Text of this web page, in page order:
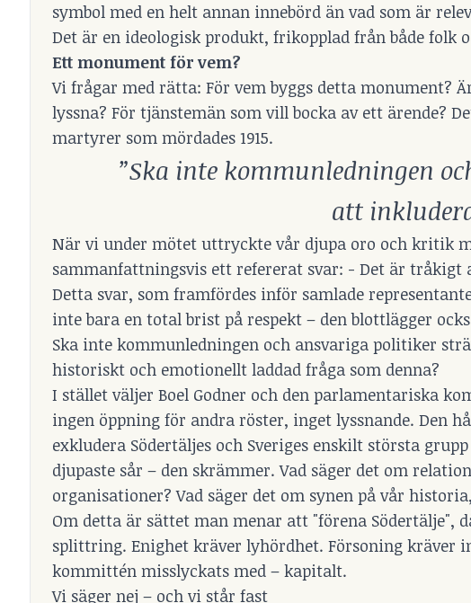
symbol med en helt annan innebörd än vad som är
Det är en ideologisk produkt, frikopplad från både folk
Ett monument för vem?
Vi frågar med rätta: För vem byggs detta
lyssna? För tjänstemän som vill bocka av ett ärende?
martyrer som mördades 1915.
”Ska inte kommunledningen
att
När vi under mötet uttryckte vår djupa oro och kritik
sammanfattningsvis ett refererat svar: - Det är
Detta svar, som framfördes inför samlade
inte bara en total brist på respekt – den blottlägger
Ska inte kommunledningen och ansvariga politiker
historiskt och emotionellt laddad fråga som denna?
I stället väljer Boel Godner och den parlamentariska
ingen öppning för andra röster, inget lyssnande. Den
exkludera Södertäljes och Sveriges enskilt största
djupaste sår – den skrämmer. Vad säger det om
organisationer? Vad säger det om synen på vår
Om detta är sättet man menar att "förena
splittring. Enighet kräver lyhördhet. Försoning kräver
kommittén misslyckats med – kapitalt.
Vi säger nej – och vi står fast